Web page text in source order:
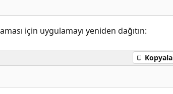
için uygulamayı yeniden dağıtın:
Kopyala